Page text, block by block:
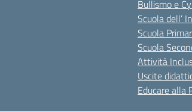
Bullismo e
Scuola dell’
Scuola
Scuola
Attività
Uscite
Educare alla